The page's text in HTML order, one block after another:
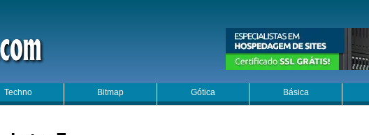
Techno Bitmap Gótica Básica